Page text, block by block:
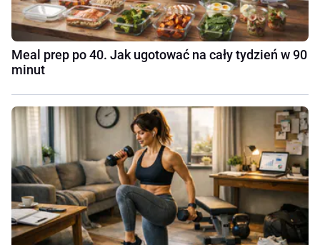
Meal prep po 40. Jak ugotować na cały tydzień w 90
minut